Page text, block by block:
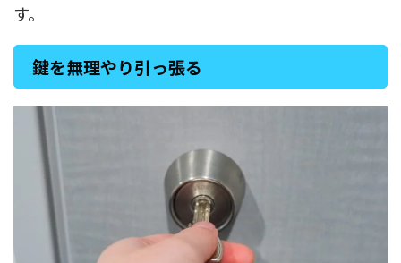
す。
鍵を無理やり引っ張る